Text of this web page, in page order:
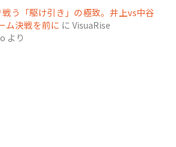
う「駆け引き」の極致。井上vs中谷
ム決戦を前に にVisuaRise
より